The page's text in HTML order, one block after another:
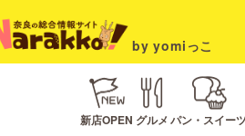
by yomiっこ
新店OPEN グルメ パン・スイーツ